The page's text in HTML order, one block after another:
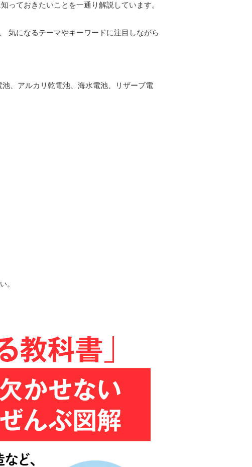
っておきたいことを一通り解説しています。
気になるテーマやキーワードに注目しながら
、アルカリ乾電池、海水電池、リザーブ電
。